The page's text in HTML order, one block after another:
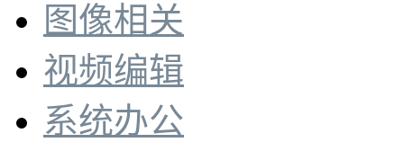
图像相关
视频编辑
系统办公